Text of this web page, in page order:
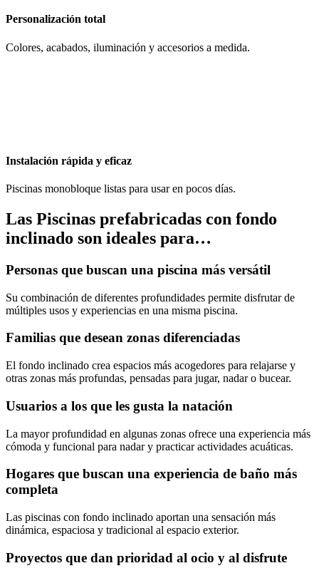
Personalización total
Colores, acabados, iluminación y accesorios a medida.
Instalación rápida y eficaz
Piscinas monobloque listas para usar en pocos días.
Las Piscinas prefabricadas con fondo
inclinado son ideales para…
Personas que buscan una piscina más versátil
Su combinación de diferentes profundidades permite disfrutar de
múltiples usos y experiencias en una misma piscina.
Familias que desean zonas diferenciadas
El fondo inclinado crea espacios más acogedores para relajarse y
otras zonas más profundas, pensadas para jugar, nadar o bucear.
Usuarios a los que les gusta la natación
La mayor profundidad en algunas zonas ofrece una experiencia más
cómoda y funcional para nadar y practicar actividades acuáticas.
Hogares que buscan una experiencia de baño más
completa
Las piscinas con fondo inclinado aportan una sensación más
dinámica, espaciosa y tradicional al espacio exterior.
Proyectos que dan prioridad al ocio y al disfrute